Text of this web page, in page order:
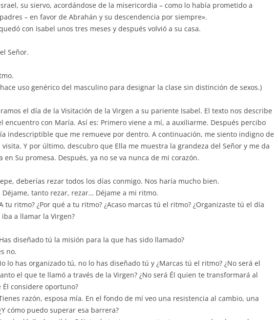
su siervo, acordándose de la misericordia – como lo había prometido a
– en favor de Abrahán y su descendencia por siempre».
con Isabel unos tres meses y después volvió a su casa.
Señor.
uso genérico del masculino para designar la clase sin distinción de sexos.)
el día de la Visitación de la Virgen a su pariente Isabel. El texto nos describe
encuentro con María. Así es: Primero viene a mí, a auxiliarme. Después percibo
indescriptible que me remueve por dentro. A continuación, me siento indigno de
visita. Y por último, descubro que Ella me muestra la grandeza del Señor y me da
en Su promesa. Después, ya no se va nunca de mi corazón.
deberías rezar todos los días conmigo. Nos haría mucho bien.
Déjame, tanto rezar, rezar… Déjame a mi ritmo.
tu ritmo? ¿Por qué a tu ritmo? ¿Acaso marcas tú el ritmo? ¿Organizaste tú el día
a llamar la Virgen?
diseñado tú la misión para la que has sido llamado?
no.
lo has organizado tú, no lo has diseñado tú y ¿Marcas tú el ritmo? ¿No será el
el que te llamó a través de la Virgen? ¿No será Él quien te transformará al
considere oportuno?
razón, esposa mía. En el fondo de mí veo una resistencia al cambio, una
cómo puedo superar esa barrera?